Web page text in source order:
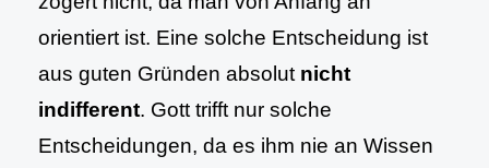
orientiert ist. Eine solche Entscheidung ist
aus guten Gründen absolut nicht
indifferent. Gott trifft nur solche
Entscheidungen, da es ihm nie an Wissen